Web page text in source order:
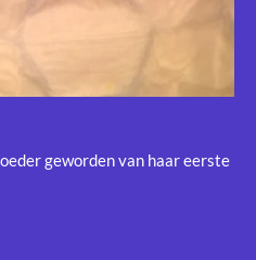
geworden van haar eerste